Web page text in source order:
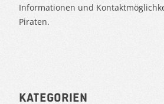
Informationen und
Piraten.
Kategorien